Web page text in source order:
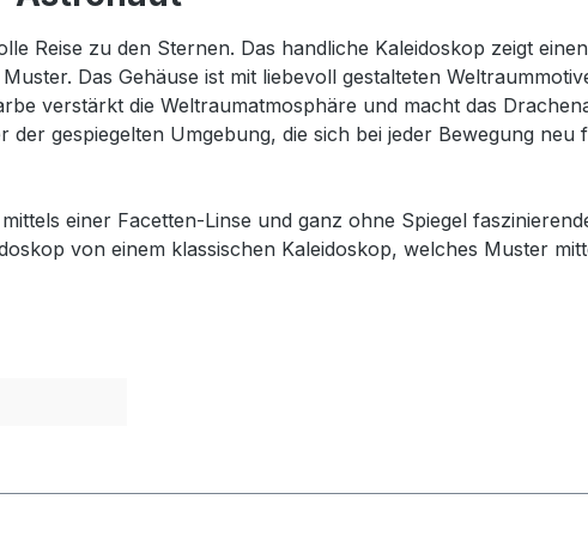
Reise zu den Sternen. Das handliche Kaleidoskop zeigt
Das Gehäuse ist mit liebevoll gestalteten
verstärkt die Weltraumatmosphäre und macht das
gespiegelten Umgebung, die sich bei jeder Bewegung
einer Facetten-Linse und ganz ohne Spiegel
von einem klassischen Kaleidoskop, welches Muster